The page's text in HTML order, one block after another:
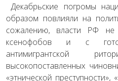
Декабрьские погромы
образом повлияли на
сожалению, власти РФ не
ксенофобов и с
антимигрантской
высокопоставленных
«этнической